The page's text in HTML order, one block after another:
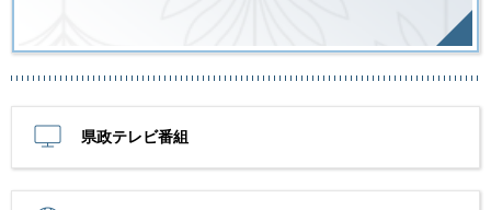
県政テレビ番組